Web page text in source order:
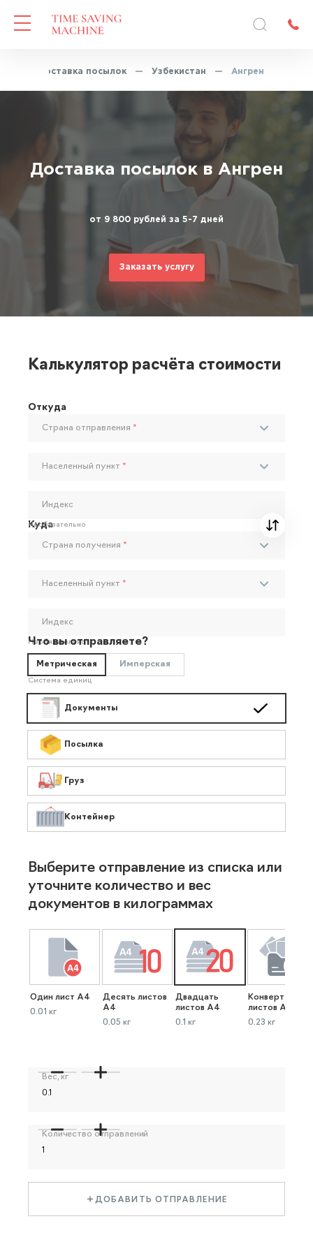
Доставка посылок — Узбекистан — Ангрен
Доставка посылок в Ангрен
от 9 800 рублей за 5-7 дней
Заказать услугу
Калькулятор расчёта стоимости
Откуда
Страна отправления *
Населенный пункт *
Индекс
Необязательно
Куда
Страна получения *
Населенный пункт *
Индекс
Необязательно
Что вы отправляете?
Метрическая Имперская
Система единиц
Документы
Посылка
Груз
Контейнер
Выберите отправление из списка или
уточните количество и вес
документов в килограммах
Один лист А4
0.01 кг
Десять листов
А4
0.05 кг
Двадцать
листов А4
0.1 кг
Конверт до 40
листов А4
0.23 кг
Вес, кг
Количество отправлений
ДОБАВИТЬ ОТПРАВЛЕНИЕ